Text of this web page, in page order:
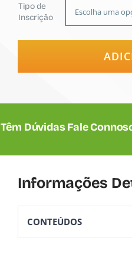
Tipo de
Inscrição
Têm Dúvidas Fale
Informações
CONTEÚDOS